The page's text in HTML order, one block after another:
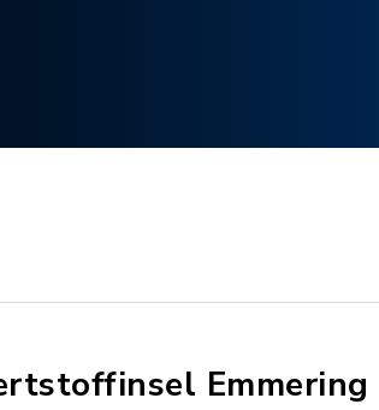
Emmering